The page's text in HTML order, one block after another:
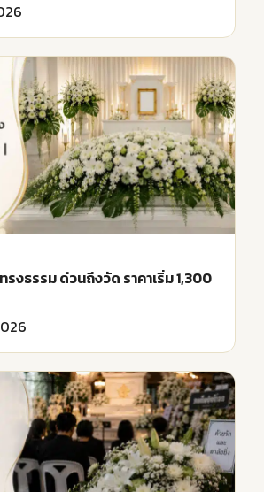
งธรรม ด่วนถึงวัด ราคาเริ่ม 1,300